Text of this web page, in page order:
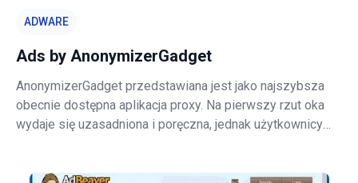
ADWARE
Ads by AnonymizerGadget
AnonymizerGadget przedstawiana jest jako najszybsza
obecnie dostępna aplikacja proxy. Na pierwszy rzut oka
wydaje się uzasadniona i poręczna, jednak użytkownicy